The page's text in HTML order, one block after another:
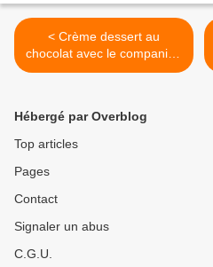
< Crème dessert au
chocolat avec le companion
de Moulinex
Hébergé par Overblog
Top articles
Pages
Contact
Signaler un abus
C.G.U.